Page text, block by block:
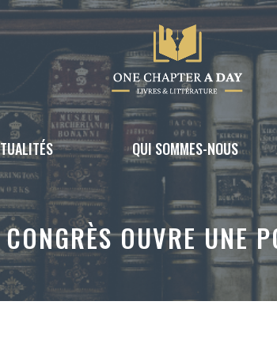
QUI SOMMES-NOUS
OUVRE UNE